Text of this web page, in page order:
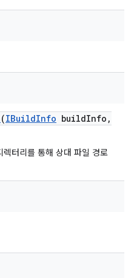
(IBuildInfo buildInfo ,
렉터리를 통해 상대 파일 경로